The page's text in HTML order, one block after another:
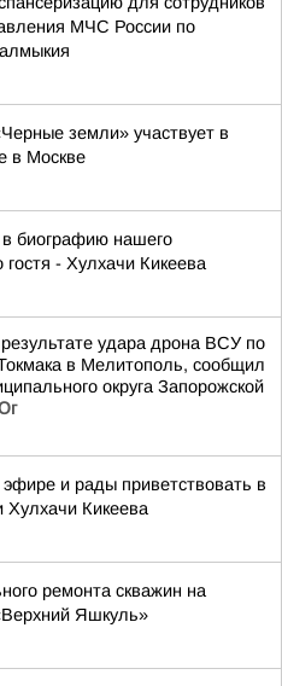
МЧС России по
земли» участвует в
в Москве
биографию нашего
гостя - Хулхачи Кикеева
удара дрона ВСУ по
в Мелитополь, сообщил
округа Запорожской
и рады приветствовать в
Хулхачи Кикеева
ремонта скважин на
Яшкуль»